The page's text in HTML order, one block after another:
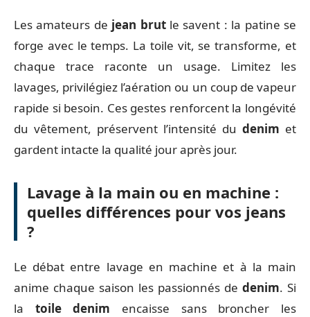
Les amateurs de jean brutle savent : la patine se
forge avec le temps. La toile vit, se transforme, et
chaque trace raconte un usage. Limitez les
lavages, privilégiez l’aération ou un coup de vapeur
rapide si besoin. Ces gestes renforcent la longévité
du vêtement, préservent l’intensité du denim et
gardent intacte la qualité jour après jour.
Lavage à la main ou en machine :
quelles différences pour vos jeans
?
Le débat entre lavage en machine et à la main
anime chaque saison les passionnés de denim. Si
la toile denim encaisse sans broncher les